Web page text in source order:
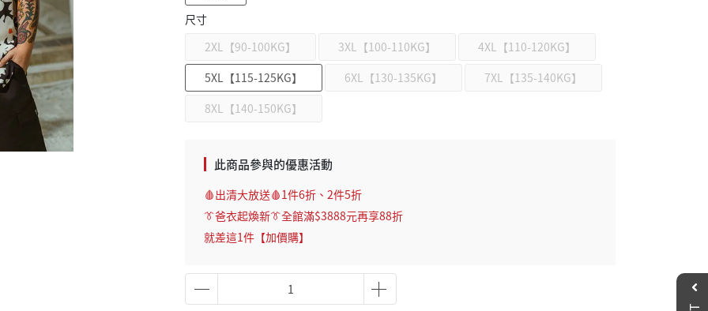
尺寸
2XL【90-100KG】
3XL【100-110KG】
4XL【110-120KG】
5XL【115-125KG】
6XL【130-135KG】
7XL【135-140KG】
8XL【140-150KG】
此商品參與的優惠活動
🩸出清大放送🩸1件6折、2件5折
👔爸衣起煥新👔全館滿$3888元再享88折
就差這1件【加價購】